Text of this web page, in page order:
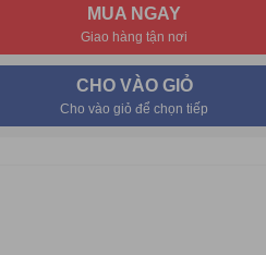
MUA NGAY
Giao hàng tận nơi
CHO VÀO GIỎ
Cho vào giỏ để chọn tiếp